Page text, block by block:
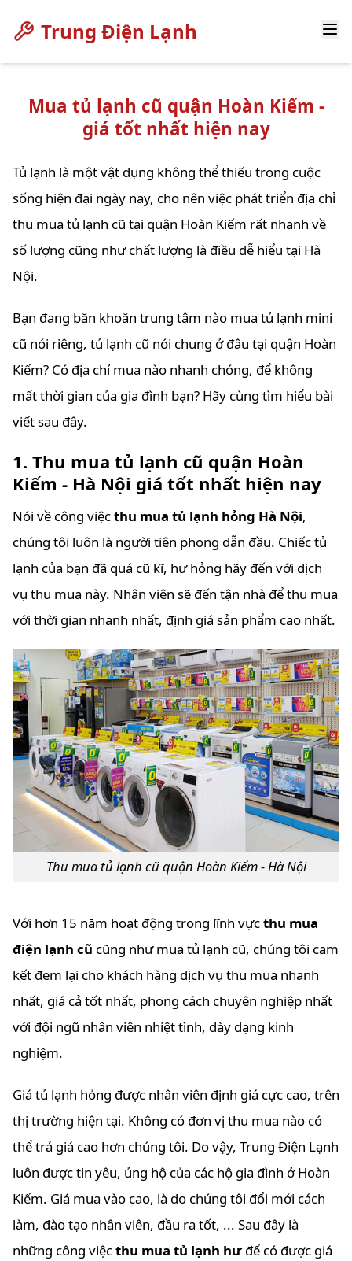
Trung Điện Lạnh
Mua tủ lạnh cũ quận Hoàn Kiếm -
giá tốt nhất hiện nay
Tủ lạnh là một vật dụng không thể thiếu trong cuộc
sống hiện đại ngày nay, cho nên việc phát triển địa chỉ
thu mua tủ lạnh cũ tại quận Hoàn Kiếm rất nhanh về
số lượng cũng như chất lượng là điều dễ hiểu tại Hà
Nội.
Bạn đang băn khoăn trung tâm nào mua tủ lạnh mini
cũ nói riêng, tủ lạnh cũ nói chung ở đâu tại quận Hoàn
Kiếm? Có địa chỉ mua nào nhanh chóng, để không
mất thời gian của gia đình bạn? Hãy cùng tìm hiểu bài
viết sau đây.
1. Thu mua tủ lạnh cũ quận Hoàn
Kiếm - Hà Nội giá tốt nhất hiện nay
Nói về công việcthu mua tủ lạnh hỏng Hà Nội,
chúng tôi luôn là người tiên phong dẫn đầu. Chiếc tủ
lạnh của bạn đã quá cũ kĩ, hư hỏng hãy đến với dịch
vụ thu mua này. Nhân viên sẽ đến tận nhà để thu mua
với thời gian nhanh nhất, định giá sản phẩm cao nhất.
Thu mua tủ lạnh cũ quận Hoàn Kiếm - Hà Nội
Với hơn 15 năm hoạt động trong lĩnh vựcthu mua
điện lạnh cũ cũng như mua tủ lạnh cũ, chúng tôi cam
kết đem lại cho khách hàng dịch vụ thu mua nhanh
nhất, giá cả tốt nhất, phong cách chuyên nghiệp nhất
với đội ngũ nhân viên nhiệt tình, dày dạng kinh
nghiệm.
Giá tủ lạnh hỏng được nhân viên định giá cực cao, trên
thị trường hiện tại. Không có đơn vị thu mua nào có
thể trả giá cao hơn chúng tôi. Do vậy, Trung Điện Lạnh
luôn được tin yêu, ủng hộ của các hộ gia đình ở Hoàn
Kiếm. Giá mua vào cao, là do chúng tôi đổi mới cách
làm, đào tạo nhân viên, đầu ra tốt, ... Sau đây là
những công việcthu mua tủ lạnh hưđể có được giá